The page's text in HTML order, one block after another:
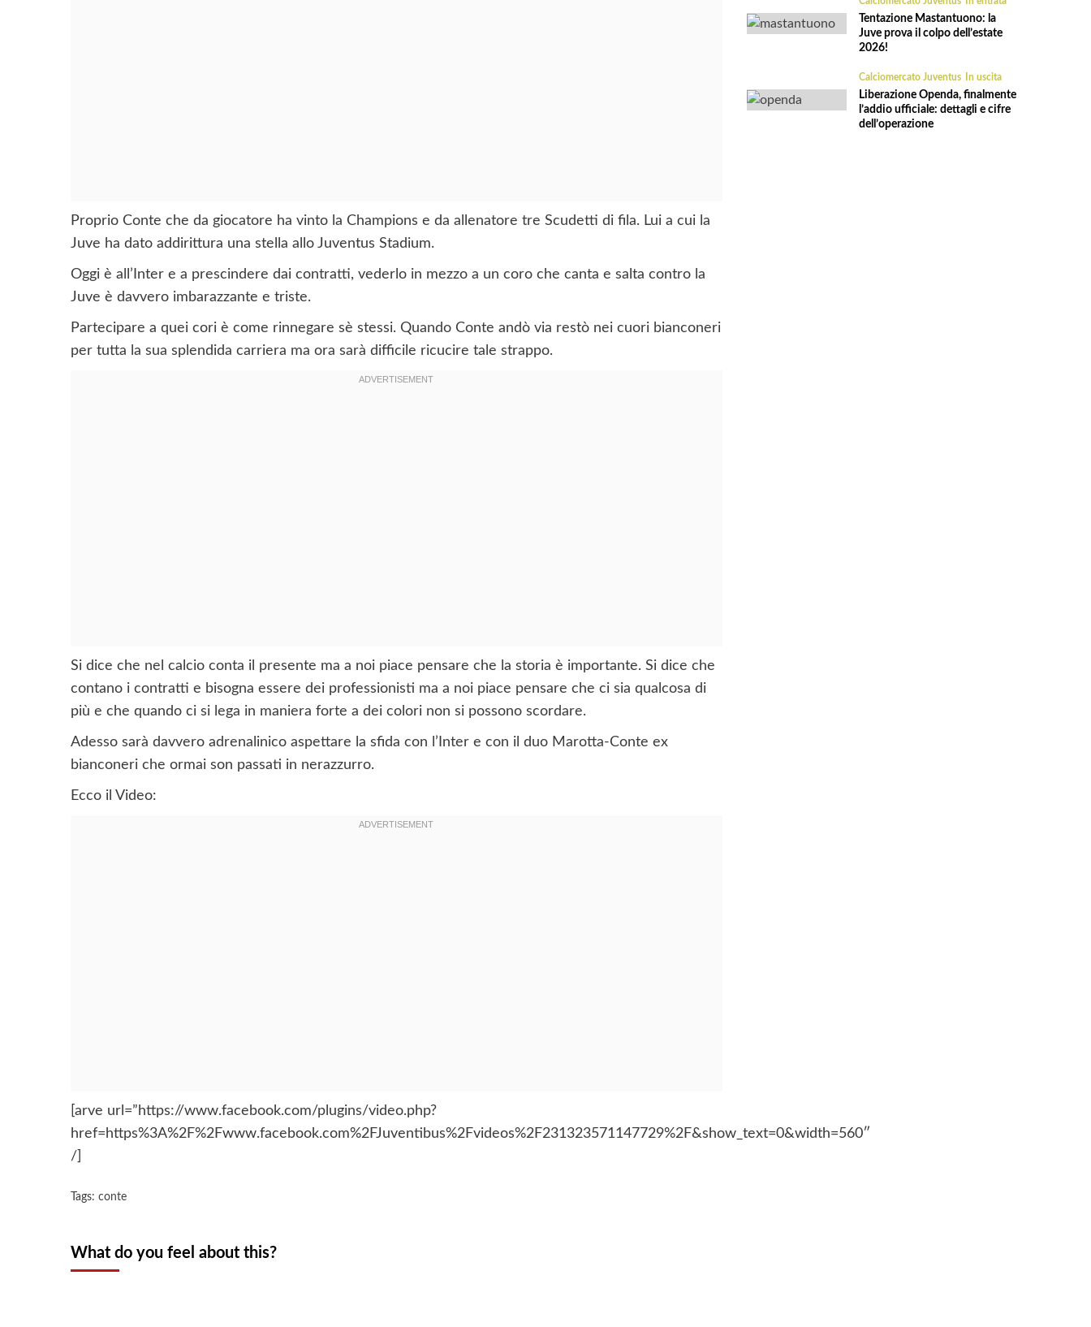
Proprio Conte che da giocatore ha vinto la Champions e da allenatore tre Scudetti di fila. Lui a cui la
Juve ha dato addirittura una stella allo Juventus Stadium.
Oggi è all’Inter e a prescindere dai contratti, vederlo in mezzo a un coro che canta e salta contro la
Juve è davvero imbarazzante e triste.
Partecipare a quei cori è come rinnegare sè stessi. Quando Conte andò via restò nei cuori bianconeri
per tutta la sua splendida carriera ma ora sarà difficile ricucire tale strappo.
Si dice che nel calcio conta il presente ma a noi piace pensare che la storia è importante. Si dice che
contano i contratti e bisogna essere dei professionisti ma a noi piace pensare che ci sia qualcosa di
più e che quando ci si lega in maniera forte a dei colori non si possono scordare.
Adesso sarà davvero adrenalinico aspettare la sfida con l’Inter e con il duo Marotta-Conte ex
bianconeri che ormai son passati in nerazzurro.
Ecco il Video:
[arve url=”https://www.facebook.com/plugins/video.php?
href=https%3A%2F%2Fwww.facebook.com%2FJuventibus%2Fvideos%2F231323571147729%2F&show_text=0&width=560″
/]
Tags: conte
What do you feel about this?
Tentazione Mastantuono: la
Juve prova il colpo dell’estate
2026!
Calciomercato Juventus In uscita
Liberazione Openda, finalmente
l’addio ufficiale: dettagli e cifre
dell’operazione